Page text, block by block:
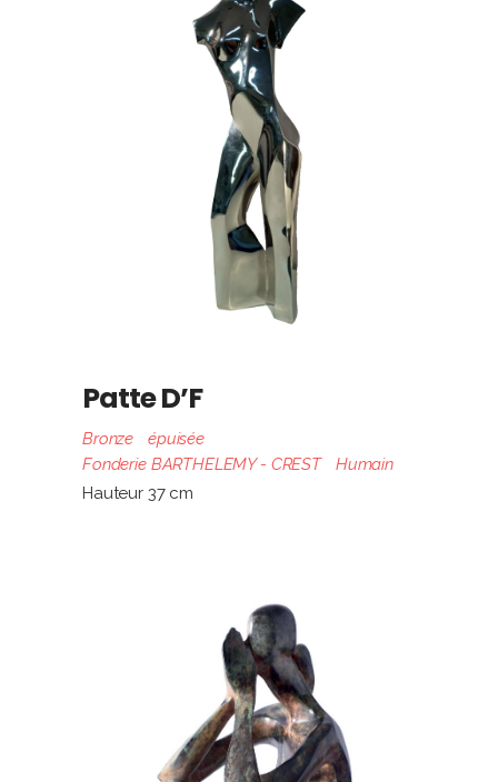
Patte D’F
Bronze
épuisée
Fonderie BARTHELEMY - CREST
Humain
Hauteur 37 cm